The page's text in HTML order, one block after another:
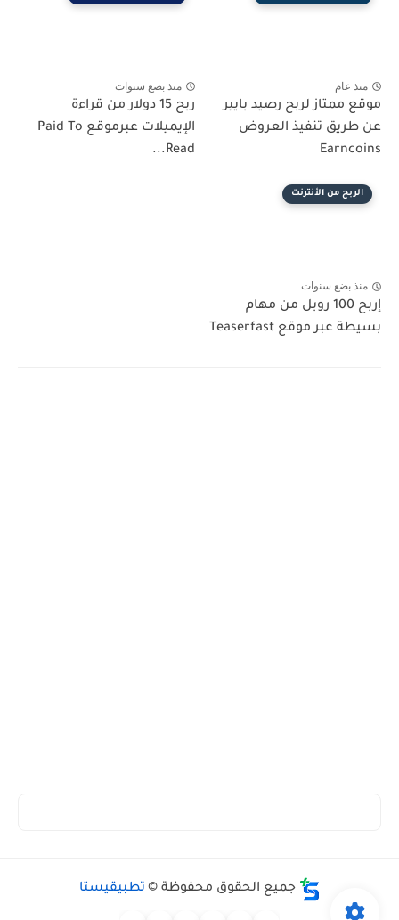
منذ عام
موقع ممتاز لربح رصيد بايير
عن طريق تنفيذ العروض
Earncoins
منذ بضع سنوات
ربح 15 دولار من قراءة
الإيميلات عبرموقع Paid To
Read...
الربح من الأنترنت
منذ بضع سنوات
إربح 100 روبل من مهام
بسيطة عبر موقع Teaserfast
جميع الحقوق محفوظة © تطبيقيستا